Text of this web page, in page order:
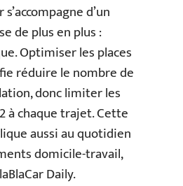
d’un
de plus en plus :
Optimiser les places
réduire le nombre de
donc limiter les
à chaque trajet. Cette
aussi au quotidien
domicile-travail,
Daily.